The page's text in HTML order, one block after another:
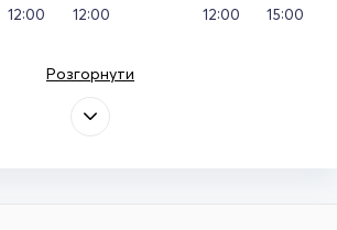
12:00 12:00 12:00 15:00
Розгорнути